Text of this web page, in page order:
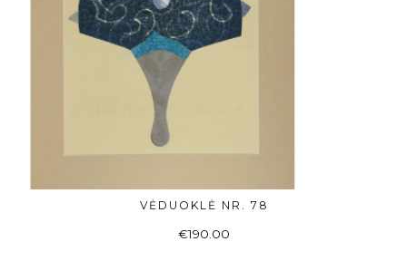
Į KREPŠELĮ
VĖDUOKLĖ NR. 78
€190.00